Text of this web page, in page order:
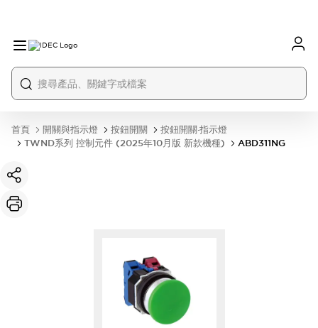
首頁 開關與指示燈 按鈕開關
按鈕開關·指示燈
TWND系列 控制元件 (2025年10月版 新款機種)
ABD311NG